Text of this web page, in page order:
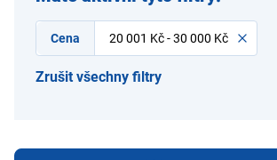
Cena 20 001 Kč - 30 000 Kč
Zrušit všechny filtry